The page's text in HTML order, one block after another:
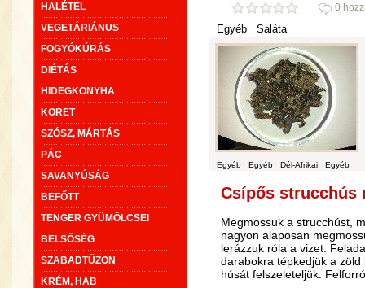
HALÉTEL
VEGETÁRIÁNUS
FOGYÓKÚRÁS
DIÉTÁS
HIDEGKONYHA
KÖRET
SZÓSZ, MÁRTÁS
PÁC
SAVANYÚSÁG
BEFŐTT
TENGER GYÜMÖLCSEI
BELSŐSÉG
SZABADTŰZÖN
KRÉM, HAB
0
Egyéb
Saláta
Egyéb Egyéb Dél-Afrikai Egyéb
Csípős strucchús
Megmossuk a strucchúst,
nagyon alaposan
lerázzuk róla a vizet.
darabokra tépkedjük a
húsát felszeleteljük.